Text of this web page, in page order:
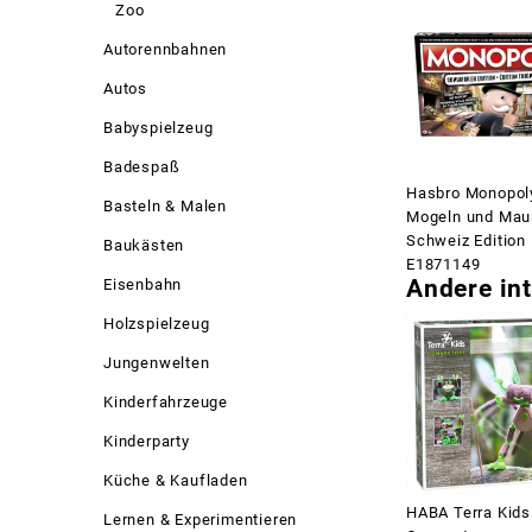
Zoo
Autorennbahnen
Autos
Babyspielzeug
Badespaß
Basteln & Malen
Baukästen
Eisenbahn
Holzspielzeug
Jungenwelten
Kinderfahrzeuge
Kinderparty
Küche & Kaufladen
Lernen & Experimentieren
Hasbro
Mogeln und
Schweiz Edition
E1871149
Andere
HABA Terra Kids